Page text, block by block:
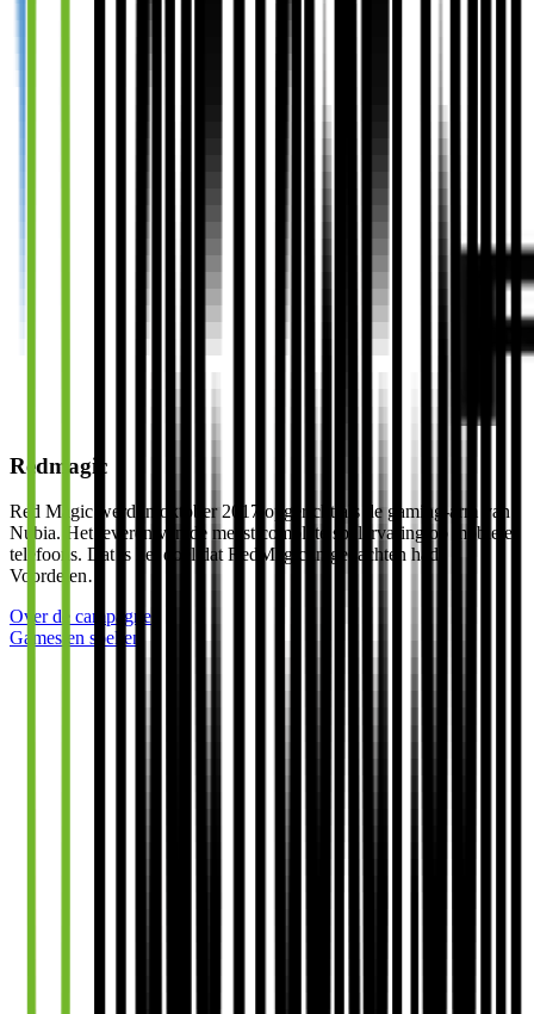
Redmagic
Red Magic werd in oktober 2017 opgericht als de gaming-arm van
Nubia. Het leveren van de meest complete spelervaring op mobiele
telefoons. Dat is het doel dat RedMagic in gedachten had.
Voordelen…
Over de campagne
Games en spellen